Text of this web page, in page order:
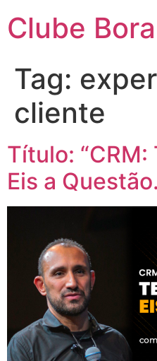
Clube
Tag:
cliente
Título: “CRM:
Eis a